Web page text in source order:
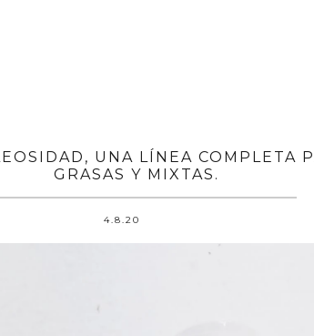
UNA LÍNEA COMPLETA
GRASAS Y MIXTAS.
4.8.20